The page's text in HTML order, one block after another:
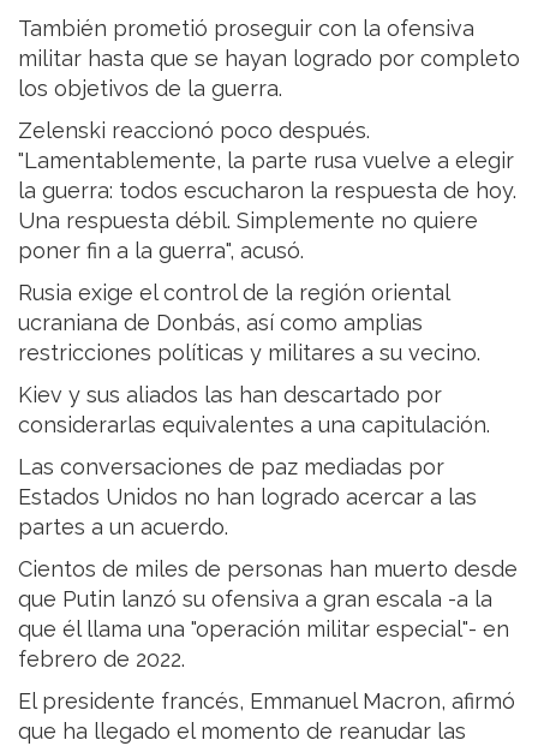
También prometió proseguir con la ofensiva
militar hasta que se hayan logrado por completo
los objetivos de la guerra.
Zelenski reaccionó poco después.
"Lamentablemente, la parte rusa vuelve a elegir
la guerra: todos escucharon la respuesta de hoy.
Una respuesta débil. Simplemente no quiere
poner fin a la guerra", acusó.
Rusia exige el control de la región oriental
ucraniana de Donbás, así como amplias
restricciones políticas y militares a su vecino.
Kiev y sus aliados las han descartado por
considerarlas equivalentes a una capitulación.
Las conversaciones de paz mediadas por
Estados Unidos no han logrado acercar a las
partes a un acuerdo.
Cientos de miles de personas han muerto desde
que Putin lanzó su ofensiva a gran escala -a la
que él llama una "operación militar especial"- en
febrero de 2022.
El presidente francés, Emmanuel Macron, afirmó
que ha llegado el momento de reanudar las